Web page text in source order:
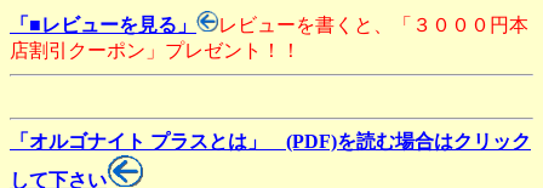
「■レビューを見る」
レビューを書くと、「３０００円本
店割引クーポン」プレゼント！！
「オルゴナイト プラスとは」 (PDF)を読む場合はクリック
して下さい